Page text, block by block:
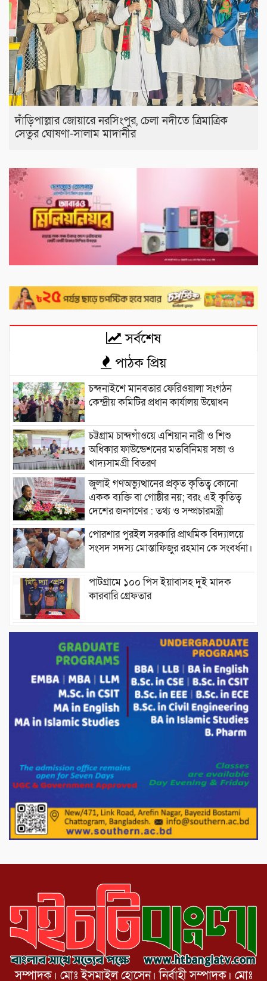
দাঁড়িপাল্লার জোয়ারে নরসিংপুর, চেলা নদীতে ত্রিমাত্রিক
সেতুর ঘোষণা-সালাম মাদানীর
সর্বশেষ
পাঠক প্রিয়
চন্দনাইশে মানবতার ফেরিওয়ালা সংগঠন
কেন্দ্রীয় কমিটির প্রধান কার্যালয় উদ্বোধন
চট্টগ্রাম চান্দগাঁওয়ে এশিয়ান নারী ও শিশু
অধিকার ফাউন্ডেশনের মতবিনিময় সভা ও
খাদ্যসামগ্রী বিতরণ
জুলাই গণঅভ্যুত্থানের প্রকৃত কৃতিত্ব কোনো
একক ব্যক্তি বা গোষ্ঠীর নয়; বরং এই কৃতিত্ব
দেশের জনগণের : তথ্য ও সম্প্রচারমন্ত্রী
পোরশার পুরইল সরকারি প্রাথমিক বিদ্যালয়ে
সংসদ সদস্য মোস্তাফিজুর রহমান কে সংবর্ধনা।
পাটগ্রামে ১০০ পিস ইয়াবাসহ দুই মাদক
কারবারি গ্রেফতার
ড্যাবের ৩৭তম প্রতিষ্ঠাবার্ষিকীতে প্রধানমন্ত্রী
তারেক রহমান।
চন্দনাইশের হাশিমপুর ৪ নং ওয়ার্ডে ৫’শতাধিক
হতদরিদ্র পরিবারের মাঝে খাদ্যসামগ্রী বিতরণ
করেন মনজুর মোরশেদ
পরিবেশ রক্ষায় পাটগ্রামে ইহসান ইয়ুথ
মিরপুর-১১ নম্বরে দুর্বৃত্তদের গুলিতে বিএনপি
নেতা গুরুতর আহত
পাটগ্রামে চিকিৎসা সেবায় বীর মুক্তিযোদ্ধা দবির
উদ্দিন ফাউন্ডেশন
সম্পাদক। মোঃ ইসমাইল হোসেন। নির্বাহী সম্পাদক। মোঃ